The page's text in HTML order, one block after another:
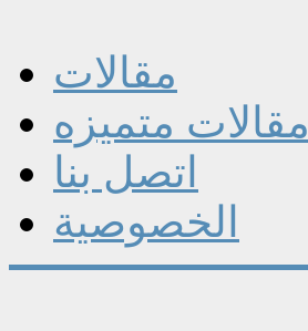
مقالات
مقالات متميزه
اتصل بنا
الخصوصية